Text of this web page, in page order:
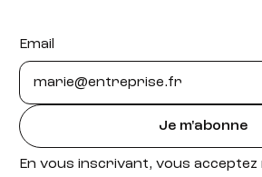
Email
Je m'abonne
En vous inscrivant, vous